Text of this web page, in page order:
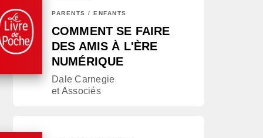
PARENTS / ENFANTS
COMMENT SE FAIRE
DES AMIS À L'ÈRE
NUMÉRIQUE
Dale Carnegie
et Associés